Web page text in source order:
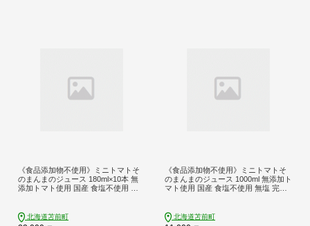
《食品添加物不使用》ミニトマトそ
のまんまのジュース 180ml×10本 無
添加トマト使用 国産 食塩不使用 無
町 とままえ mug03
北海道苫前町
《食品添加物不使用》ミニトマトそ
のまんまのジュース 1000ml 無添加ト
マト使用 国産 食塩不使用 無塩 完熟
まえ mug01
北海道苫前町